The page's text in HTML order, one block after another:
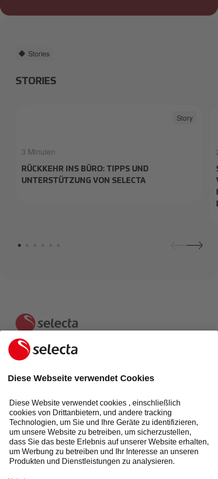
Stories
STORIES
Story
3 Minuten
RÜCKKEHR INS BÜRO: TIPPS UND
UNTERSTÜTZUNG VON SELECTA
KONTAKTIEREN SIE UNS UND ERHALTEN SIE EIN
ANFRAGE
Antwort innerhalb von 24 Stunden
Selecta Gruppe